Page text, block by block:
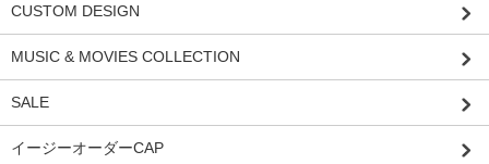
CUSTOM DESIGN
MUSIC & MOVIES COLLECTION
SALE
イージーオーダーCAP